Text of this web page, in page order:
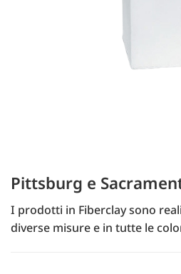
Pittsburg e
I prodotti in Fiberclay sono
diverse misure e in tutte le